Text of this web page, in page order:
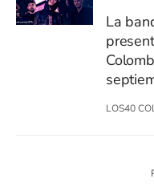
La
LOS40